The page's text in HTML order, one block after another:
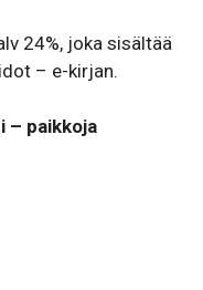
24%, joka sisältää
– e-kirjan.
– paikkoja